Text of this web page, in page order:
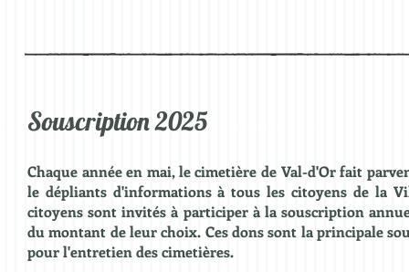
Souscription 2025
Chaque année en mai, le cimetière de Val-d'Or fait
le dépliants d'informations à tous les citoyens de la
citoyens sont invités à participer à la souscription
du montant de leur choix. Ces dons sont la principale
pour l'entretien des cimetières.